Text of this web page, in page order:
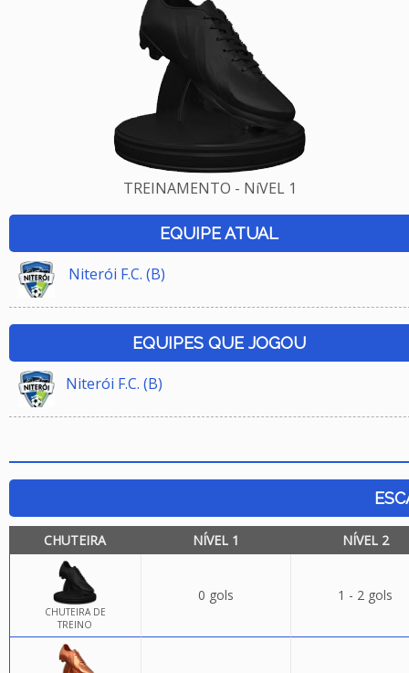
TREINAMENTO - NíVEL 1
EQUIPE ATUAL
Niterói F.C. (B)
EQUIPES QUE JOGOU
Niterói F.C. (B)
CHUTEIRA NÍVEL 1 NÍVEL 2
CHUTEIRA DE
TREINO
0 gols 1 - 2 gols